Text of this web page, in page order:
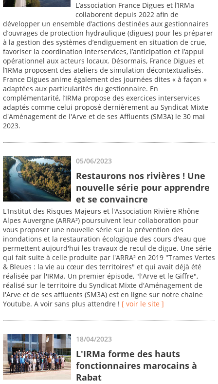
L’association France Digues et l’IRMa
collaborent depuis 2022 afin de
développer un ensemble d’actions destinées aux gestionnaires
d’ouvrages de protection hydraulique (digues) pour les préparer
à la gestion des systèmes d’endiguement en situation de crue,
favoriser la coordination interservices, l’anticipation et l’appui
opérationnel aux acteurs locaux. Désormais, France Digues et
l’IRMa proposent des ateliers de simulation décontextualisés.
France Digues anime également des journées dites « à façon »
adaptées aux particularités du gestionnaire. En
complémentarité, l’IRMa propose des exercices interservices
adaptés comme celui proposé dernièrement au Syndicat Mixte
d'Aménagement de l'Arve et de ses Affluents (SM3A) le 30 mai
2023.
05/06/2023
Restaurons nos rivières ! Une
nouvelle série pour apprendre
et se convaincre
L'Institut des Risques Majeurs et l'Association Rivière Rhône
Alpes Auvergne (ARRA²) poursuivent leur collaboration pour
vous proposer une nouvelle série sur la prévention des
inondations et la restauration écologique des cours d'eau que
permettent aujourd'hui les travaux de recul de digue. Une série
qui fait suite à celle produite par l'ARRA² en 2019 "Trames Vertes
& Bleues : la vie au cœur des territoires" et qui avait déjà été
réalisée par l'IRMa. Un premier épisode, "l'Arve et le Giffre",
réalisé sur le territoire du Syndicat Mixte d'Aménagement de
l'Arve et de ses affluents (SM3A) est en ligne sur notre chaine
Youtube. A voir sans plus attendre ! [ voir le site ]
18/04/2023
L'IRMa forme des hauts
fonctionnaires marocains à
Rabat